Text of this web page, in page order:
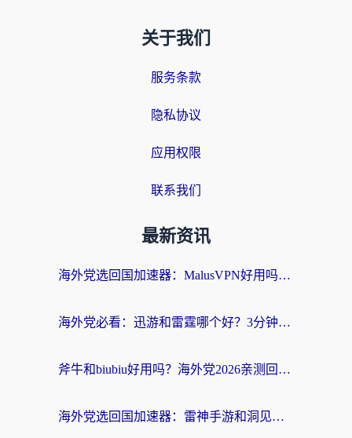
关于我们
服务条款
隐私协议
应用权限
联系我们
最新资讯
海外党选回国加速器：MalusVPN好用吗？和快帆VPN哪个好？附真实对比与避坑指南
海外党必看：迅游和雷霆哪个好？3分钟教你选对回国加速器，无缝刷国内剧玩手游
斧牛和biubiu好用吗？海外党2026亲测回国加速器指南，附番茄加速器深度体验
海外党选回国加速器：雷神手游和洞见哪个好？附iPhone免费VPN推荐及ChickCNUfunR实测